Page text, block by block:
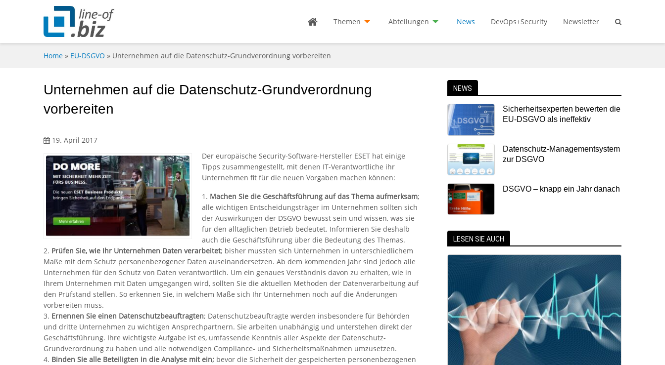
Themen Abteilungen News DevOps+Security Newsletter
Home » EU-DSGVO » Unternehmen auf die Datenschutz-Grundverordnung vorbereiten
Unternehmen auf die Datenschutz-Grundverordnung
vorbereiten
19. April 2017
Der europäische Security-Software-Hersteller ESET hat einige
Tipps zusammengestellt, mit denen IT-Verantwortliche ihr
Unternehmen fit für die neuen Vorgaben machen können:
1. Machen Sie die Geschäftsführung auf das Thema aufmerksam;
alle wichtigen Entscheidungsträger im Unternehmen sollten sich
der Auswirkungen der DSGVO bewusst sein und wissen, was sie
für den alltäglichen Betrieb bedeutet. Informieren Sie deshalb
auch die Geschäftsführung über die Bedeutung des Themas.
2. Prüfen Sie, wie Ihr Unternehmen Daten verarbeitet; bisher mussten sich Unternehmen in unterschiedlichem
Maße mit dem Schutz personenbezogener Daten auseinandersetzen. Ab dem kommenden Jahr sind jedoch alle
Unternehmen für den Schutz von Daten verantwortlich. Um ein genaues Verständnis davon zu erhalten, wie in
Ihrem Unternehmen mit Daten umgegangen wird, sollten Sie die aktuellen Methoden der Datenverarbeitung auf
den Prüfstand stellen. So erkennen Sie, in welchem Maße sich Ihr Unternehmen noch auf die Änderungen
vorbereiten muss.
3. Ernennen Sie einen Datenschutzbeauftragten; Datenschutzbeauftragte werden insbesondere für Behörden
und dritte Unternehmen zu wichtigen Ansprechpartnern. Sie arbeiten unabhängig und unterstehen direkt der
Geschäftsführung. Ihre wichtigste Aufgabe ist es, umfassende Kenntnis aller Aspekte der Datenschutz-
Grundverordnung zu haben und alle notwendigen Compliance- und Sicherheitsmaßnahmen umzusetzen.
4. Binden Sie alle Beteiligten in die Analyse mit ein; bevor die Sicherheit der gespeicherten personenbezogenen
NEWS
Sicherheitsexperten bewerten die
EU-DSGVO als ineffektiv
Datenschutz-Managementsystem
zur DSGVO
DSGVO – knapp ein Jahr danach
LESEN SIE AUCH